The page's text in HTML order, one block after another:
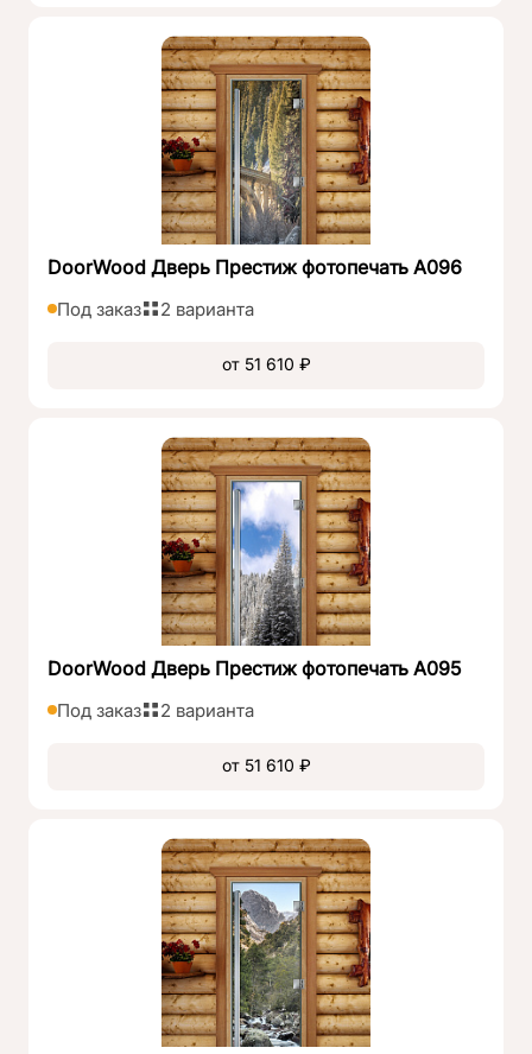
DoorWood Дверь Престиж фотопечать А096
Под заказ 2 варианта
от 51 610 ₽
DoorWood Дверь Престиж фотопечать А095
Под заказ 2 варианта
от 51 610 ₽